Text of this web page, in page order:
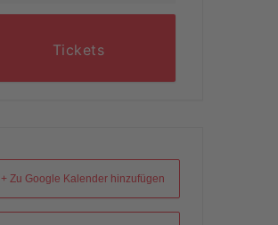
Tickets
+ Zu Google Kalender hinzufügen